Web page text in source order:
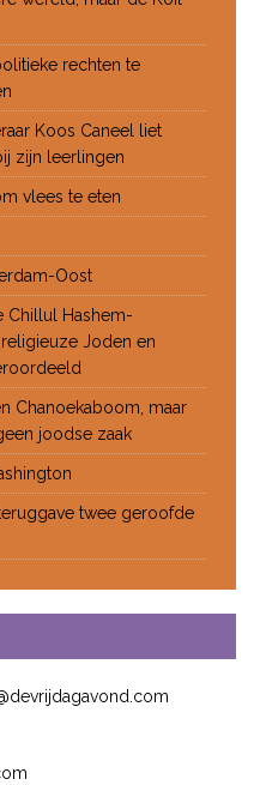
rechten te
Koos Caneel liet
zijn leerlingen
vlees te eten
Oost
Chillul Hashem-
Joden en
Chanoekaboom, maar
joodse zaak
twee geroofde